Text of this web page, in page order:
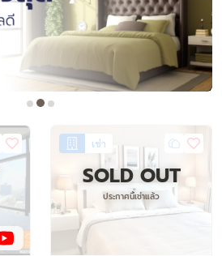
เช่า
SOLD OUT
ประกาศนี้เช่าแล้ว